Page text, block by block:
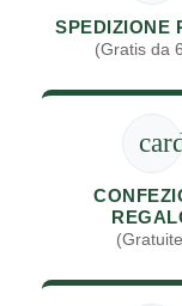
SPEDIZIONE
(Gratis da